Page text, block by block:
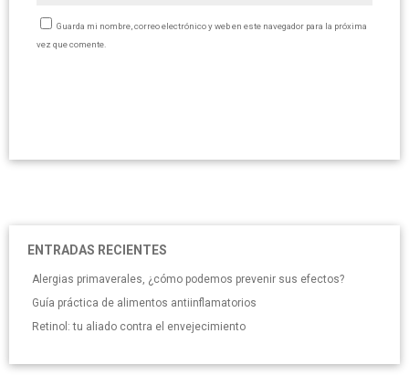
Guarda mi nombre, correo electrónico y web en este navegador para la próxima
vez que comente.
ENTRADAS RECIENTES
Alergias primaverales, ¿cómo podemos prevenir sus efectos?
Guía práctica de alimentos antiinflamatorios
Retinol: tu aliado contra el envejecimiento